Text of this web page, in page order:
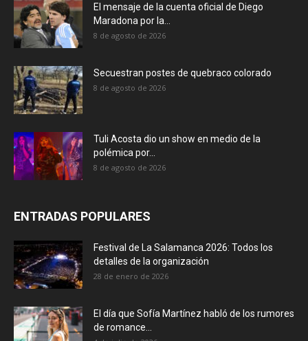
El mensaje de la cuenta oficial de Diego
Maradona por la...
8 de agosto de 2026
Secuestran postes de quebraco colorado
8 de agosto de 2026
Tuli Acosta dio un show en medio de la
polémica por...
8 de agosto de 2026
ENTRADAS POPULARES
Festival de La Salamanca 2026: Todos los
detalles de la organización
28 de enero de 2026
El día que Sofía Martínez habló de los rumores
de romance...